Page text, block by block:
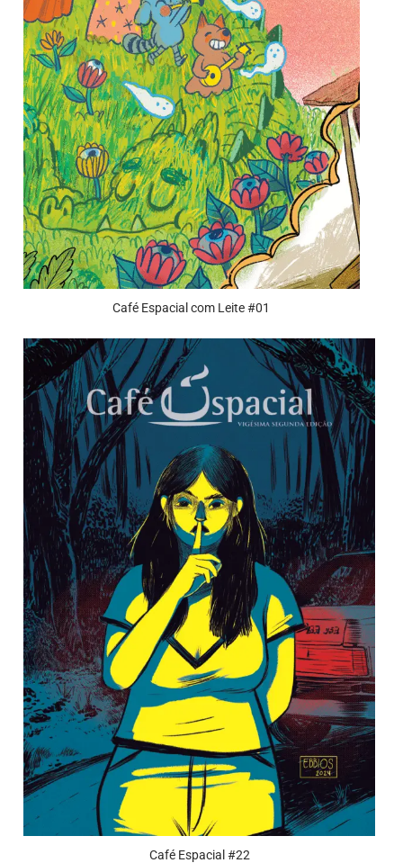
Café Espacial com Leite #01
Café Espacial #22